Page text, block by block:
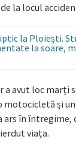
la locul
la Ploiești.
la soare,
avut loc marți
motocicletă și
ars în întregime,
viața.